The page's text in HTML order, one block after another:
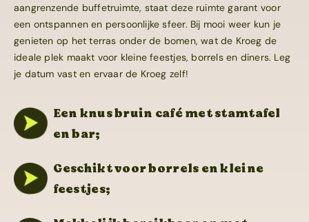
Contact
aangrenzende buffetruimte, staat deze ruimte garant voor
een ontspannen en persoonlijke sfeer. Bij mooi weer kun je
genieten op het terras onder de bomen, wat de Kroeg de
ideale plek maakt voor kleine feestjes, borrels en diners. Leg
je datum vast en ervaar de Kroeg zelf!
Een knus bruin café met stamtafel
en bar;
Geschikt voor borrels en kleine
feestjes;